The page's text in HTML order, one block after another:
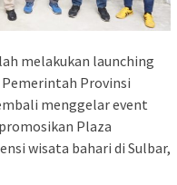
melakukan launching
Provinsi
menggelar event
Plaza
wisata bahari di Sulbar,